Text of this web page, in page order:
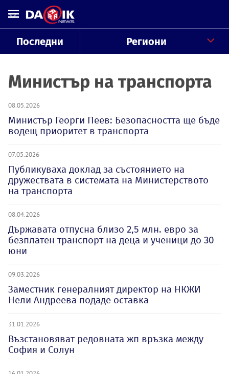
Последни Региони
Министър на транспорта
08.05.2026
Министър Георги Пеев: Безопасността ще бъде
водещ приоритет в транспорта
07.05.2026
Публикуваха доклад за състоянието на
дружествата в системата на Министерството
на транспорта
08.04.2026
Държавата отпусна близо 2,5 млн. евро за
безплатен транспорт на деца и ученици до 30
юни
09.03.2026
Заместник генералният директор на НКЖИ
Нели Андреева подаде оставка
31.01.2026
Възстановяват редовната жп връзка между
София и Солун